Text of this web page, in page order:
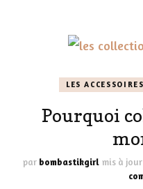
LES ACCESSOIRES
Pourquoi
par bombastikgirl mis à